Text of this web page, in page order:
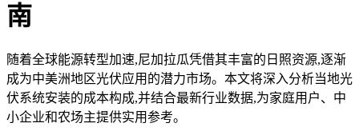
南
随着全球能源转型加速,尼加拉瓜凭借其丰富的日照资源,逐渐
成为中美洲地区光伏应用的潜力市场。本文将深入分析当地光
伏系统安装的成本构成,并结合最新行业数据,为家庭用户、中
小企业和农场主提供实用参考。